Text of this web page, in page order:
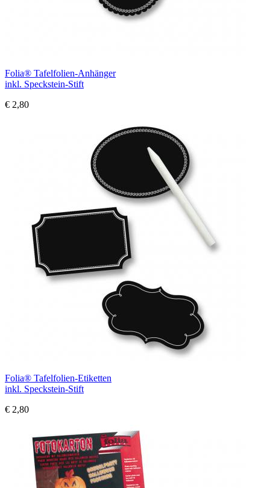
Folia® Tafelfolien-Anhänger
inkl. Speckstein-Stift
€ 2,80
Folia® Tafelfolien-Etiketten
inkl. Speckstein-Stift
€ 2,80